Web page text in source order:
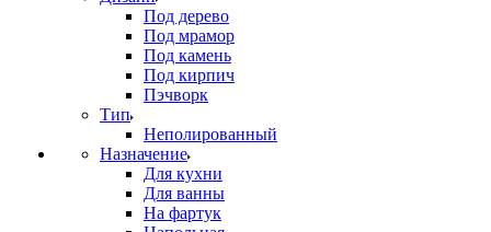
Под дерево
Под мрамор
Под камень
Под кирпич
Пэчворк
Тип
Неполированный
Назначение
Для кухни
Для ванны
На фартук